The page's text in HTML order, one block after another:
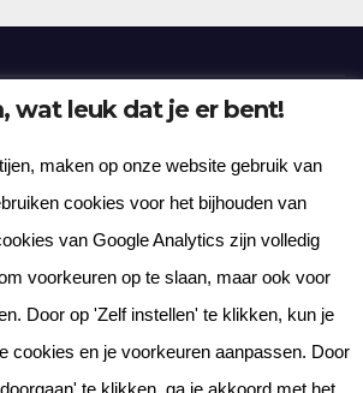
Plantation
kortere gedichten, lange gedachten
door WordPress
Thema: News Way door
wat leuk dat je er bent!
maken op onze website gebruik van
cookies voor het bijhouden van
van Google Analytics zijn volledig
voorkeuren op te slaan, maar ook voor
Door op 'Zelf instellen' te klikken, kun je
cookies en je voorkeuren aanpassen. Door
te klikken, ga je akkoord met het